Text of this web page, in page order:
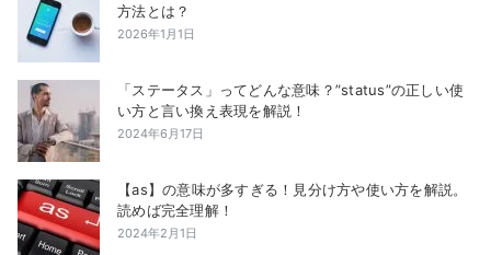
方法とは？
2026年1月1日
「ステータス」ってどんな意味？”status”の正しい使
い方と言い換え表現を解説！
2024年6月17日
【as】の意味が多すぎる！見分け方や使い方を解説。
読めば完全理解！
2024年2月1日